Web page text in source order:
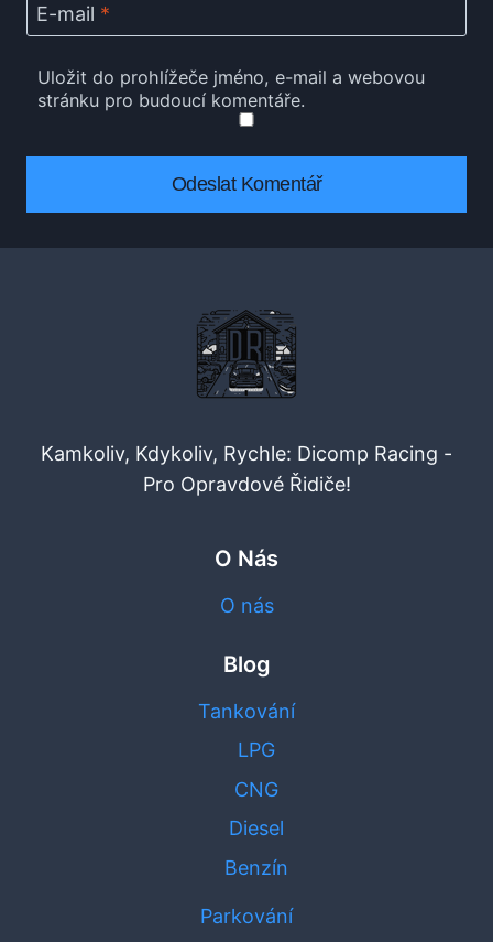
E-mail *
Uložit do prohlížeče jméno, e-mail a webovou
stránku pro budoucí komentáře.
Kamkoliv, Kdykoliv, Rychle: Dicomp Racing -
Pro Opravdové Řidiče!
O Nás
O nás
Blog
Tankování
LPG
CNG
Diesel
Benzín
Parkování